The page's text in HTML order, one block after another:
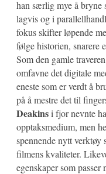
han særlig mye å bryne
lagvis og i
fokus skifter løpende
følge historien, snarere
Som den gamle
omfavne det digitale
eneste som er verdt å
på å mestre det til
Deakinsi fjor nevnte
opptaksmedium, men
spennende nytt verktøy
filmens kvaliteter.
egenskaper som